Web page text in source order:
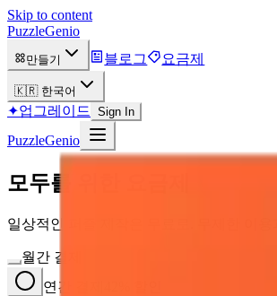
Skip to content
PuzzleGenio
만들기 블로그 요금제
🇰🇷 한국어
✦업그레이드 Sign In
PuzzleGenio
모두를 위한 요금제
일상적인 퍼즐 제작은 무료로. 무제한 이
월간 결제
연간 결제